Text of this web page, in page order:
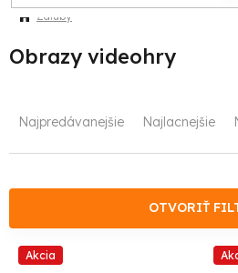
Záľuby
Obrazy videohry
R
n
Najpredávanejšie Najlacnejšie
OTVORIŤ
VAkcia